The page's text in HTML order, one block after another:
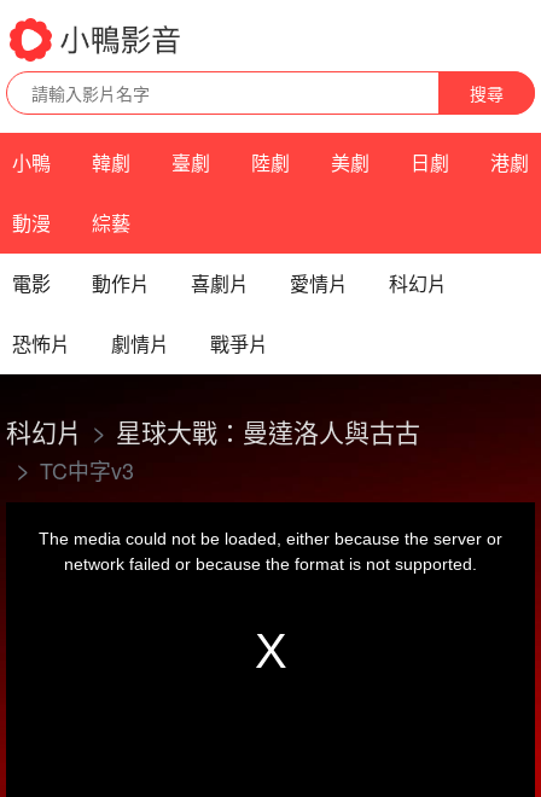
搜尋
小鴨 韓劇 臺劇 陸劇 美劇 日劇 港劇
動漫 綜藝
電影 動作片 喜劇片 愛情片 科幻片
恐怖片 劇情片 戰爭片
科幻片 星球大戰：曼達洛人與古古
TC中字v3